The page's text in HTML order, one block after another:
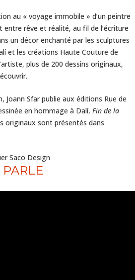
au « voyage immobile » d’un peintre
rêve et réalité, au fil de l’écriture
un décor enchanté par les sculptures
et les créations Haute Couture de
plus de 200 dessins originaux,
Joann Sfar publie aux éditions Rue de
en hommage à Dalí, Fin de la
originaux sont présentés dans
Saco Design
PARLE